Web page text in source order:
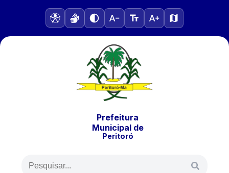
Prefeitura
Municipalde
Peritoró